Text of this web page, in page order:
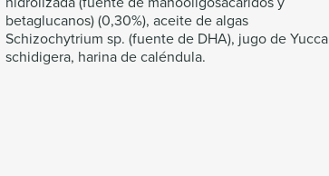
betaglucanos) (0,30%), aceite de algas
Schizochytrium sp. (fuente de DHA), jugo de Yucca
schidigera, harina de caléndula.